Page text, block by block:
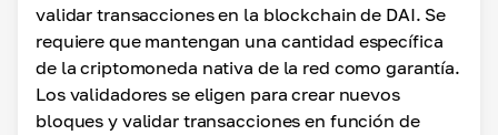
validar transacciones en la blockchain de DAI. Se
requiere que mantengan una cantidad específica
de la criptomoneda nativa de la red como garantía.
Los validadores se eligen para crear nuevos
bloques y validar transacciones en función de